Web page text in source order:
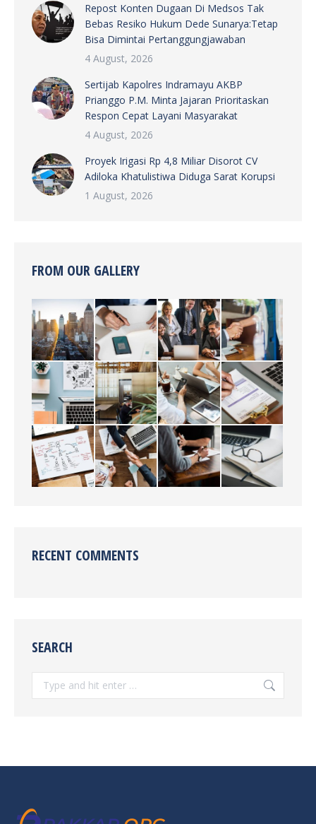
Repost Konten Dugaan Di Medsos Tak
Bebas Resiko Hukum Dede Sunarya:Tetap
Bisa Dimintai Pertanggungjawaban
4 August, 2026
Sertijab Kapolres Indramayu AKBP
Prianggo P.M. Minta Jajaran Prioritaskan
Respon Cepat Layani Masyarakat
4 August, 2026
Proyek Irigasi Rp 4,8 Miliar Disorot CV
Adiloka Khatulistiwa Diduga Sarat Korupsi
1 August, 2026
FROM OUR GALLERY
RECENT COMMENTS
SEARCH
Search: